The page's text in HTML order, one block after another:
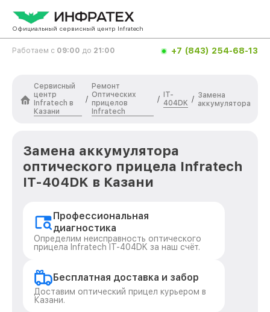
Официальный сервисный центр Infratech
Работаем с 09:00 до 21:00 +7 (843) 254-68-13
Сервисный
центр
Infratech в
Казани
/
Ремонт
Оптических
прицелов
Infratech
/
IT-
404DK / Замена
аккумулятора
Замена аккумулятора
оптического прицела Infratech
IT-404DK в Казани
Профессиональная
диагностика
Определим неисправность оптического
прицела Infratech IT-404DK за наш счёт.
Бесплатная доставка и забор
Доставим оптический прицел курьером в
Казани.